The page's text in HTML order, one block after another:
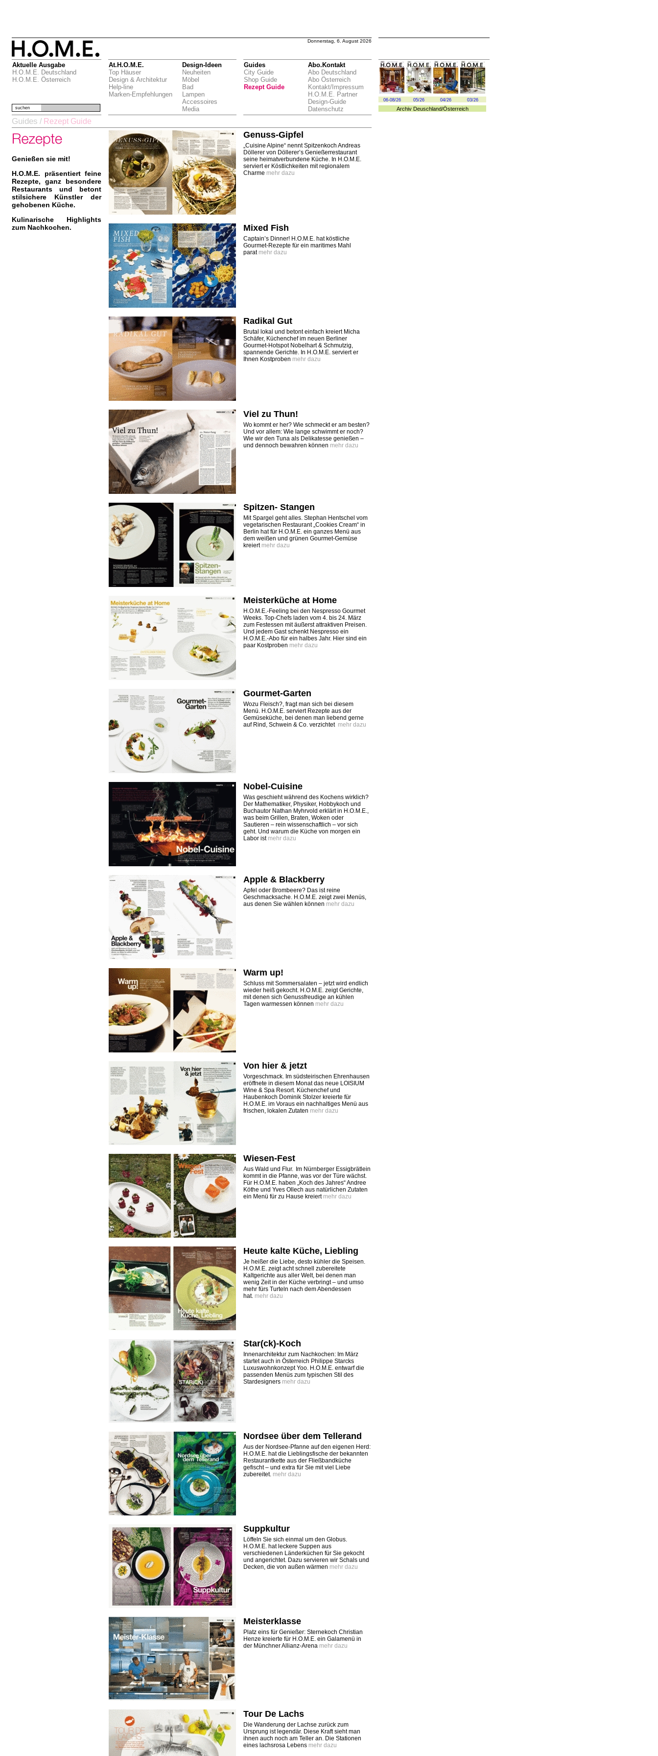
Donnerstag, 6. August 2026
Aktuelle Ausgabe
H.O.M.E. Deutschland
H.O.M.E. Österreich
At.H.O.M.E.
Top Häuser
Design & Architektur
Help-line
Marken-Empfehlungen
Design-Ideen
Neuheiten
Möbel
Bad
Lampen
Accessoires
Media
Guides
City Guide
Shop Guide
Rezept Guide
Abo.Kontakt
Abo Deutschland
Abo Österreich
Kontakt/Impressum
H.O.M.E. Partner
Design-Guide
Datenschutz
06-08/26 05/26 04/26 03/26
Archiv Deuschland/Österreich
suchen
Guides / Rezept Guide
Genießen sie mit!
H.O.M.E. präsentiert feine
Rezepte, ganz besondere
Restaurants und betont
stilsichere Künstler der
gehobenen Küche.
Kulinarische Highlights
zum Nachkochen.
Genuss-Gipfel
„Cuisine Alpine“ nennt Spitzenkoch Andreas
Döllerer von Döllerer’s Genießerrestaurant
seine heimatverbundene Küche. In H.O.M.E.
serviert er Köstlichkeiten mit regionalem
Charme mehr dazu
Mixed Fish
Captain’s Dinner! H.O.M.E. hat köstliche
Gourmet-Rezepte für ein maritimes Mahl
parat mehr dazu
Radikal Gut
Brutal lokal und betont einfach kreiert Micha
Schäfer, Küchenchef im neuen Berliner
Gourmet-Hotspot Nobelhart & Schmutzig,
spannende Gerichte. In H.O.M.E. serviert er
Ihnen Kostproben mehr dazu
Viel zu Thun!
Wo kommt er her? Wie schmeckt er am besten?
Und vor allem: Wie lange schwimmt er noch?
Wie wir den Tuna als Delikatesse genießen –
und dennoch bewahren können mehr dazu
Spitzen- Stangen
Mit Spargel geht alles. Stephan Hentschel vom
vegetarischen Restaurant „Cookies Cream“ in
Berlin hat für H.O.M.E. ein ganzes Menü aus
dem weißen und grünen Gourmet-Gemüse
kreiert mehr dazu
Meisterküche at Home
H.O.M.E.-Feeling bei den Nespresso Gourmet
Weeks. Top-Chefs laden vom 4. bis 24. März
zum Festessen mit äußerst attraktiven Preisen.
Und jedem Gast schenkt Nespresso ein
H.O.M.E.-Abo für ein halbes Jahr. Hier sind ein
paar Kostproben mehr dazu
Gourmet-Garten
Wozu Fleisch?, fragt man sich bei diesem
Menü. H.O.M.E. serviert Rezepte aus der
Gemüseküche, bei denen man liebend gerne
auf Rind, Schwein & Co. verzichtet mehr dazu
Nobel-Cuisine
Was geschieht während des Kochens wirklich?
Der Mathematiker, Physiker, Hobbykoch und
Buchautor Nathan Myhrvold erklärt in H.O.M.E.,
was beim Grillen, Braten, Woken oder
Sautieren – rein wissenschaftlich – vor sich
geht. Und warum die Küche von morgen ein
Labor ist mehr dazu
Apple & Blackberry
Apfel oder Brombeere? Das ist reine
Geschmacksache. H.O.M.E. zeigt zwei Menüs,
aus denen Sie wählen können mehr dazu
Warm up!
Schluss mit Sommersalaten – jetzt wird endlich
wieder heiß gekocht. H.O.M.E. zeigt Gerichte,
mit denen sich Genussfreudige an kühlen
Tagen warmessen können mehr dazu
Von hier & jetzt
Vorgeschmack. Im südsteirischen ­Ehrenhausen
eröffnete in diesem Monat das neue LOISIUM
Wine & Spa Resort. Küchenchef und
Haubenkoch Dominik Stolzer kreierte für
H.O.M.E. im Voraus ein nachhaltiges Menü aus
frischen, lokalen Zutaten mehr dazu
Wiesen-Fest
Aus Wald und Flur. Im Nürnberger Essigbrätlein
kommt in die Pfanne, was vor der Türe wächst.
Für H.O.M.E. haben „Koch des Jahres“ Andree
Köthe und Yves Ollech aus natürlichen Zutaten
ein Menü für zu Hause kreiert mehr dazu
Heute kalte Küche, Liebling
Je heißer die Liebe, desto kühler die Speisen.
H.O.M.E. zeigt acht schnell zubereitete
Kaltgerichte aus aller Welt, bei denen man
wenig Zeit in der Küche verbringt – und umso
mehr fürs Turteln nach dem Abendessen
hat. mehr dazu
Star(ck)-Koch
Innenarchitektur zum Nachkochen: Im März
startet auch in Österreich Philippe Starcks
Luxuswohnkonzept Yoo. H.O.M.E. entwarf die
passenden Menüs zum typischen Stil des
Stardesigners mehr dazu
Nordsee über dem Tellerand
Aus der Nordsee-Pfanne auf den eigenen Herd:
H.O.M.E. hat die Lieblingsfische der bekannten
Restaurantkette aus der Fließbandküche
gefischt – und extra für Sie mit viel Liebe
zubereitet. mehr dazu
Suppkultur
Löffeln Sie sich einmal um den Globus.
H.O.M.E. hat leckere Suppen aus
verschiedenen Länderküchen für Sie gekocht
und angerichtet. Dazu servieren wir Schals und
Decken, die von außen wärmen mehr dazu
Meisterklasse
Platz eins für Genießer: Sternekoch Christian
Henze kreierte für H.O.M.E. ein Galamenü in
der Münchner Allianz-Arena mehr dazu
Tour De Lachs
Die Wanderung der Lachse zurück zum
Ursprung ist legendär. Diese Kraft sieht man
ihnen auch noch am Teller an. Die Stationen
eines lachsrosa Lebens mehr dazu